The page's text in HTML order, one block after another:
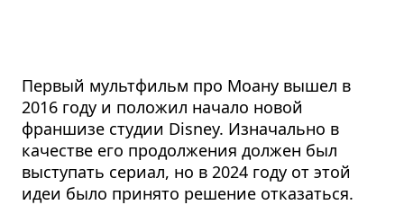
Первый мультфильм про Моану вышел в
2016 году и положил начало новой
франшизе студии Disney. Изначально в
качестве его продолжения должен был
выступать сериал, но в 2024 году от этой
идеи было принято решение отказаться.